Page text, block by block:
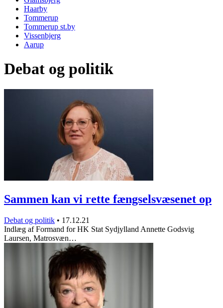
Haarby
Tommerup
Tommerup st.by
Vissenbjerg
Aarup
Debat og politik
Sammen kan vi rette fængselsvæsenet op
Debat og politik • 17.12.21
Indlæg af Formand for HK Stat Sydjylland Annette Godsvig
Laursen, Matrosvæn…